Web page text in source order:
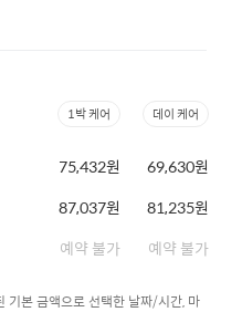
1박 케어
75,432원
87,037원
예약 불가
데이 케어
69,630원
81,235원
예약 불가
기본 금액으로 선택한 날짜/시간, 마